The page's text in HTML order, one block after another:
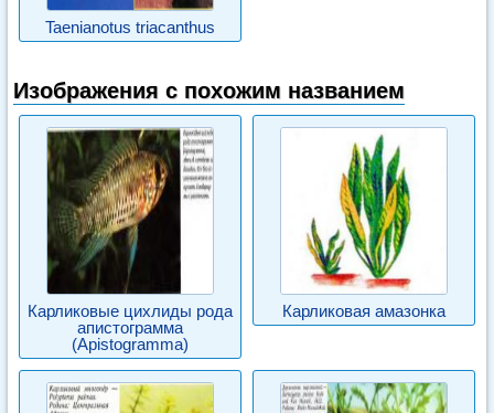
Taenianotus triacanthus
Изображения с похожим названием
Карликовые цихлиды рода
апистограмма
(Apistogramma)
Карликовая амазонка